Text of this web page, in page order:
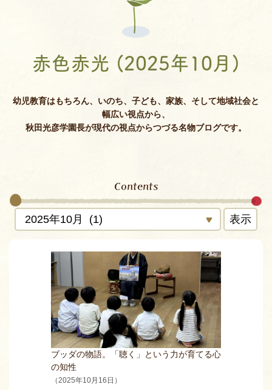
赤色赤光 (2025年10月)
幼児教育はもちろん、いのち、子ども、家族、そして地域社会と
幅広い視点から、
秋田光彦学園長が現代の視点からつづる名物ブログです。
Contents
表示
ブッダの物語。「聴く」という力が育てる心
の知性
（2025年10月16日）